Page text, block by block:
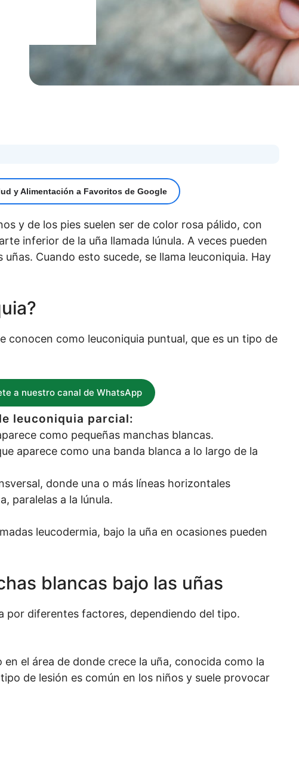
y Alimentación a Favoritos de Google
y de los pies suelen ser de color rosa pálido, con
inferior de la uña llamada lúnula. A veces pueden
Cuando esto sucede, se llama leuconiquia. Hay
conocen como leuconiquia puntual, que es un tipo de
a nuestro canal de WhatsApp
leuconiquia parcial:
como pequeñas manchas blancas.
aparece como una banda blanca a lo largo de la
donde una o más líneas horizontales
paralelas a la lúnula.
leucodermia, bajo la uña en ocasiones pueden
blancas bajo las uñas
por diferentes factores, dependiendo del tipo.
en el área de donde crece la uña, conocida como la
de lesión es común en los niños y suele provocar